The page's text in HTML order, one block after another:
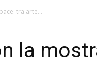
tra arte...
la